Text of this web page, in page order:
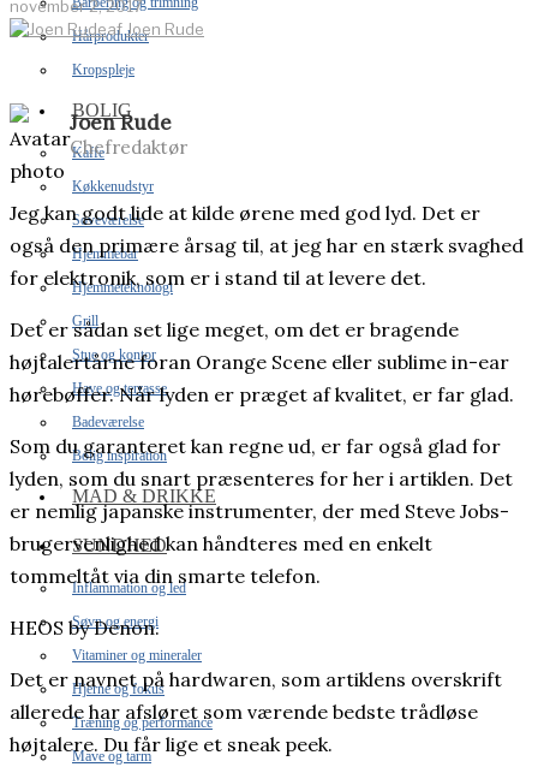
Hårprodukter
Kropspleje
BOLIG
Kaffe
Køkkenudstyr
Soveværelse
Hjemmebar
Hjemmeteknologi
Grill
Stue og kontor
Have og terrasse
Badeværelse
Bolig inspiration
MAD & DRIKKE
SUNDHED
Inflammation og led
Søvn og energi
Vitaminer og mineraler
Hjerne og fokus
Træning og performance
Mave og tarm
november 2, 2017
afJoen Rude
Joen Rude
Chefredaktør
Jeg kan godt lide at kilde ørene med god lyd. Det er
også den primære årsag til, at jeg har en stærk svaghed
for elektronik, som er i stand til at levere det.
Det er sådan set lige meget, om det er bragende
højtalertårne foran Orange Scene eller sublime in-ear
hørebøffer. Når lyden er præget af kvalitet, er far glad.
Som du garanteret kan regne ud, er far også glad for
lyden, som du snart præsenteres for her i artiklen. Det
er nemlig japanske instrumenter, der med Steve Jobs-
brugervenlighed kan håndteres med en enkelt
tommeltåt via din smarte telefon.
HEOS by Denon.
Det er navnet på hardwaren, som artiklens overskrift
allerede har afsløret som værende bedste trådløse
højtalere. Du får lige et sneak peek.